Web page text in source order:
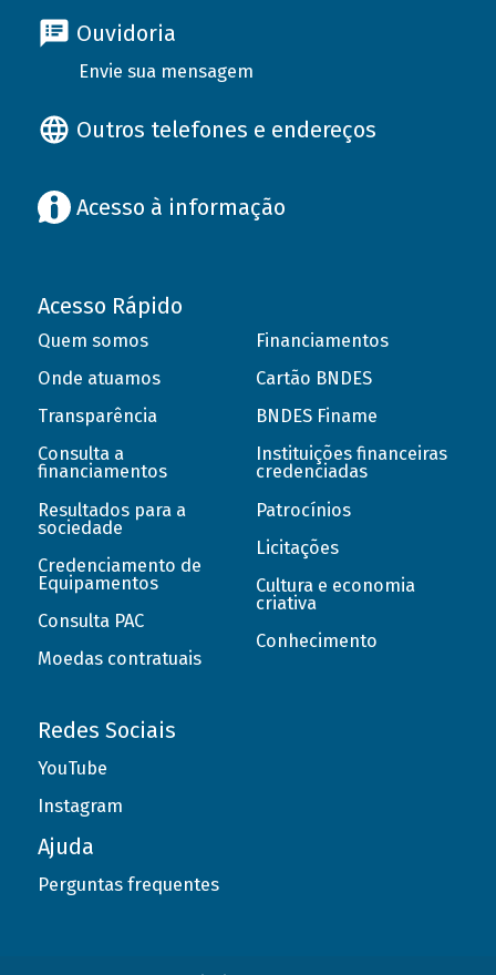
Ouvidoria
Envie sua mensagem
Outros telefones e endereços
Acesso à informação
Acesso Rápido
Quem somos
Onde atuamos
Transparência
Consulta a
financiamentos
Resultados para a
sociedade
Credenciamento de
Equipamentos
Consulta PAC
Moedas contratuais
Financiamentos
Cartão BNDES
BNDES Finame
Instituições financeiras
credenciadas
Patrocínios
Licitações
Cultura e economia
criativa
Conhecimento
Redes Sociais
YouTube
Instagram
Ajuda
Perguntas frequentes